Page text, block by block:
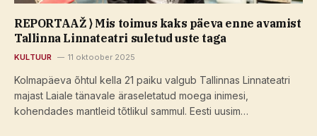
REPORTAAŽ ⟩ Mis toimus kaks päeva enne avamist
Tallinna Linnateatri suletud uste taga
KULTUUR 11 oktoober 2025
Kolmapäeva õhtul kella 21 paiku valgub Tallinnas Linnateatri
majast Laiale tänavale äraseletatud moega inimesi,
kohendades mantleid tõtlikul sammul. Eesti uusim…